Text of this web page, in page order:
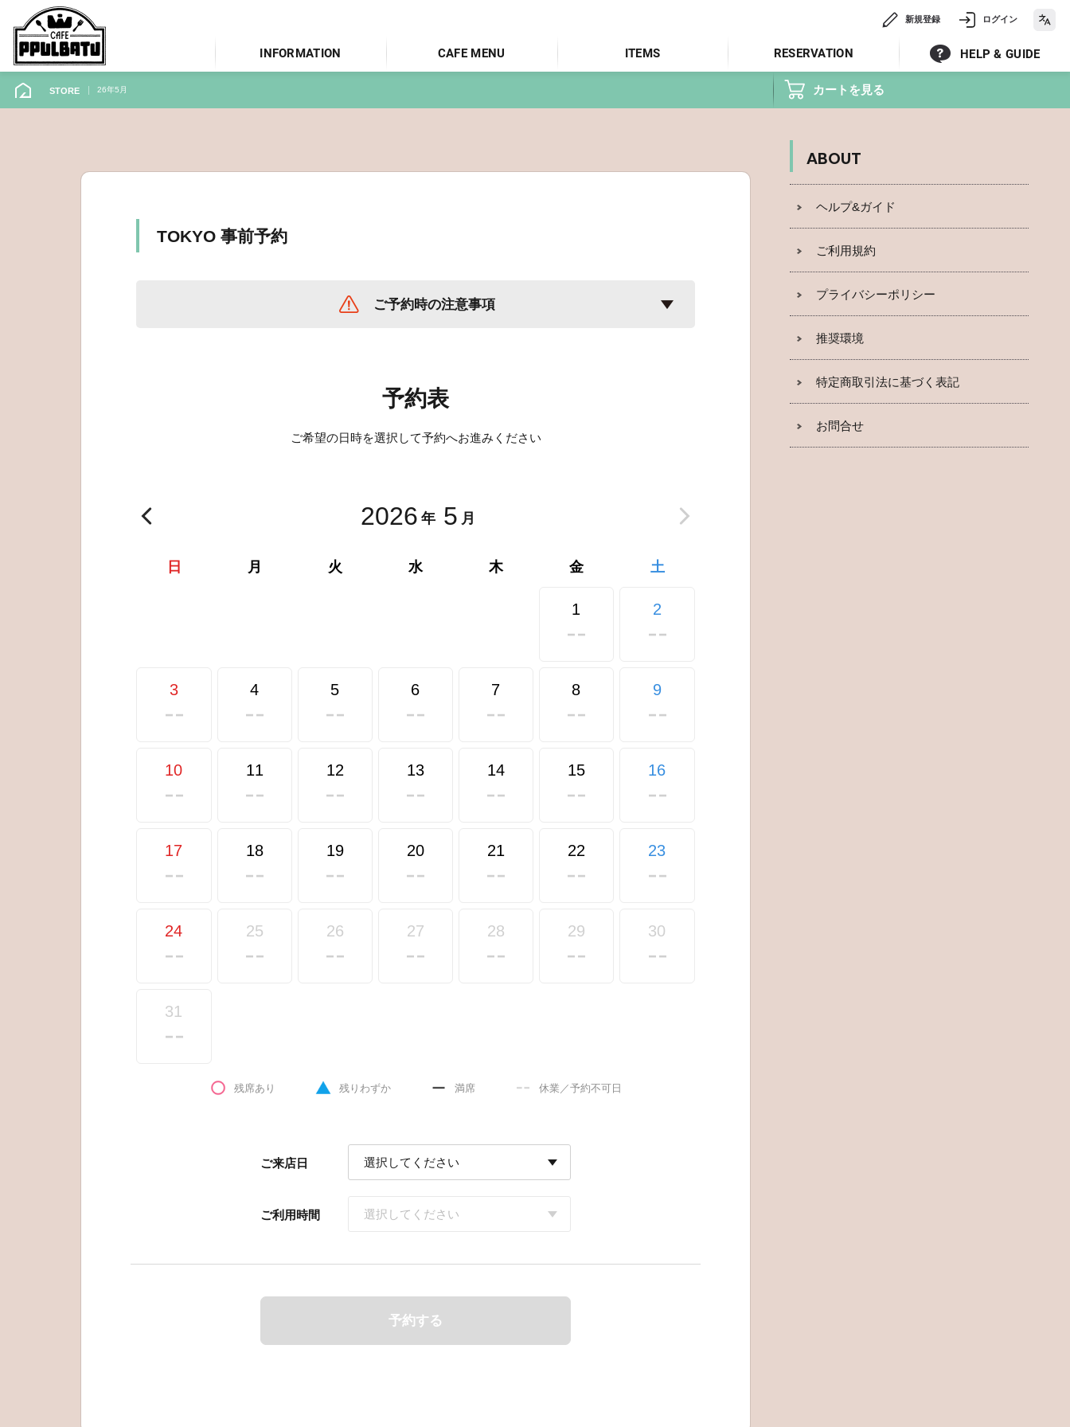
新規登録 ログイン
INFORMATION CAFE MENU ITEMS RESERVATION HELP & GUIDE
STORE 26年5月 カートを見る
TOKYO 事前予約
ご予約時の注意事項
予約表
ご希望の日時を選択して予約へお進みください
2026 年 5 月
日 月 火 水 木 金 土
1 2
3 4 5 6 7 8 9
10 11 12 13 14 15 16
17 18 19 20 21 22 23
24 25 26 27 28 29 30
31
残席あり 残りわずか 満席 休業／予約不可日
ご来店日
ご利用時間
予約する
ABOUT
ヘルプ&ガイド
ご利用規約
プライバシーポリシー
推奨環境
特定商取引法に基づく表記
お問合せ